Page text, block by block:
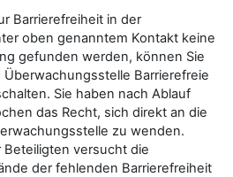
Barrierefreiheit in der
oben genanntem Kontakt keine
gefunden werden, können Sie
Barrierefreie
Sie haben nach Ablauf
das Recht, sich direkt an die
zu wenden.
Beteiligten versucht die
der fehlenden Barrierefreiheit